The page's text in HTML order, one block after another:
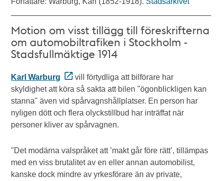
Motion om visst tillägg till föreskrifterna
om automobiltrafiken i Stockholm -
Stadsfullmäktige 1914
Karl Warburg
vill förtydliga att bilförare har
skyldighet att köra så sakta att bilen "ögonblickligen kan
stanna" även vid spårvagnshållplatser. En person har
nyligen dött och flera olyckstillbud har inträffat när
personer kliver av spårvagnen.
"Det modärna valspråket att ’makt går före rätt’, tillämpas
med en viss brutalitet av en eller annan automobilist,
kanske dock mindre av yrkesförare än av private,